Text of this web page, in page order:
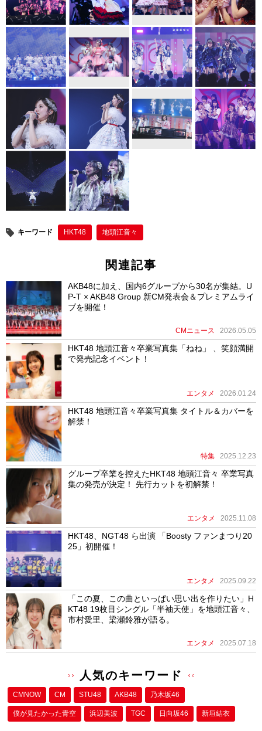
キーワード HKT48 地頭江音々
関連記事
AKB48に加え、国内6グループから30名が集結。U
P-T × AKB48 Group 新CM発表会＆プレミアムライ
ブを開催！
CMニュース 2026.05.05
HKT48 地頭江音々卒業写真集「ねね」 、笑顔満開
で発売記念イベント！
エンタメ 2026.01.24
HKT48 地頭江⾳々卒業写真集 タイトル＆カバーを
解禁！
特集 2025.12.23
グループ卒業を控えたHKT48 地頭江音々 卒業写真
集の発売が決定！ 先行カットを初解禁！
エンタメ 2025.11.08
HKT48、NGT48 ら出演 「Boosty ファンまつり20
25」初開催！
エンタメ 2025.09.22
「この夏、この曲といっぱい思い出を作りたい」H
KT48 19枚目シングル「半袖天使」を地頭江音々、
市村愛里、梁瀬鈴雅が語る。
エンタメ 2025.07.18
人気のキーワード
CMNOW CM STU48 AKB48 乃木坂46
僕が⾒たかった⻘空 浜辺美波 TGC 日向坂46 新垣結衣